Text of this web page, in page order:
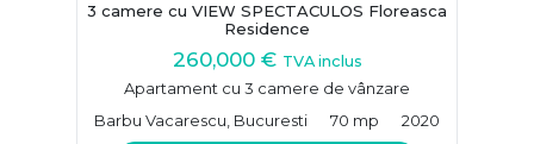
3 camere cu VIEW SPECTACULOS Floreasca
Residence
260,000 € TVA inclus
Apartament cu 3 camere de vânzare
Barbu Vacarescu, Bucuresti
70 mp 2020